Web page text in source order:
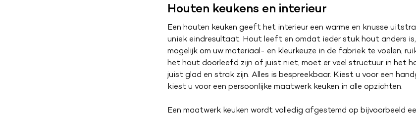
Houten keukens en interieur
Een houten keuken geeft het interieur een warme en knusse
uniek eindresultaat. Hout leeft en omdat ieder stuk hout anders
mogelijk om uw materiaal- en kleurkeuze in de fabriek te voelen,
het hout doorleefd zijn of juist niet, moet er veel structuur in het
juist glad en strak zijn. Alles is bespreekbaar. Kiest u voor een
kiest u voor een persoonlijke maatwerk keuken in alle opzichten.
Een maatwerk keuken wordt volledig afgestemd op bijvoorbeeld